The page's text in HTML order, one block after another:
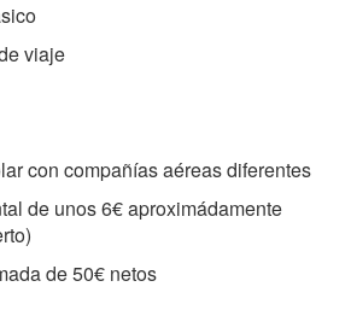
viaje
con compañías aéreas diferentes
de unos 6€ aproximádamente
de 50€ netos